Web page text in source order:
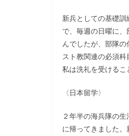
新兵としての基礎
で、毎週の日曜に
んでしたが、部隊
スト教関連の必須
私は洗礼を受けるこ
〈日本留学〉
２年半の海兵隊の
に帰ってきました